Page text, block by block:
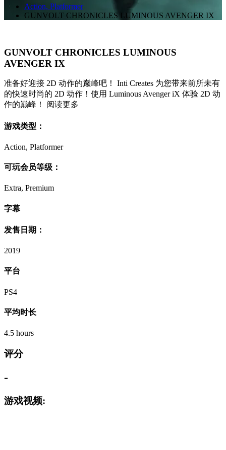
Action, Platformer
GUNVOLT CHRONICLES LUMINOUS AVENGER IX
GUNVOLT CHRONICLES LUMINOUS
AVENGER IX
准备好迎接 2D 动作的巅峰吧！ Inti Creates 为您带来前所未有
的快速时尚的 2D 动作！使用 Luminous Avenger iX 体验 2D 动
作的巅峰！ 阅读更多
游戏类型：
Action, Platformer
可玩会员等级：
Extra, Premium
字幕
发售日期：
2019
平台
PS4
平均时长
4.5 hours
评分
-
游戏视频: